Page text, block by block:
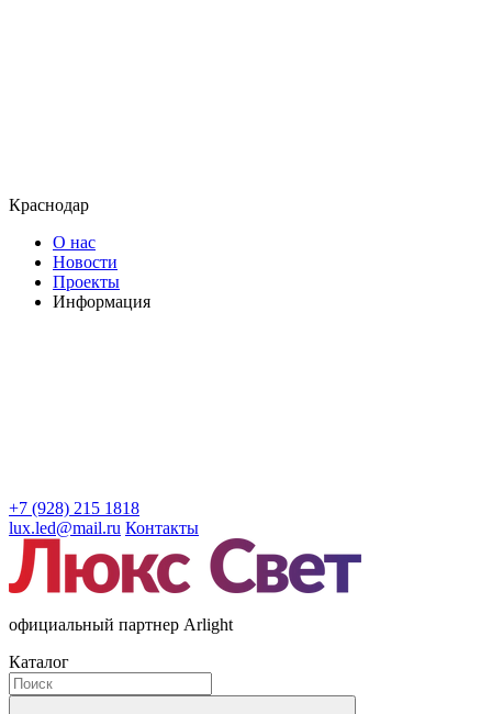
Краснодар
О нас
Новости
Проекты
Информация
+7 (928) 215 1818
lux.led@mail.ru Контакты
официальный партнер Arlight
Каталог